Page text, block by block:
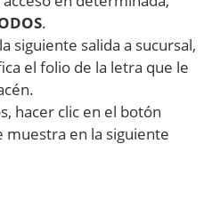
.
siguiente salida a sucursal,
el folio de la letra que le
hacer clic en el botón
muestra en la siguiente